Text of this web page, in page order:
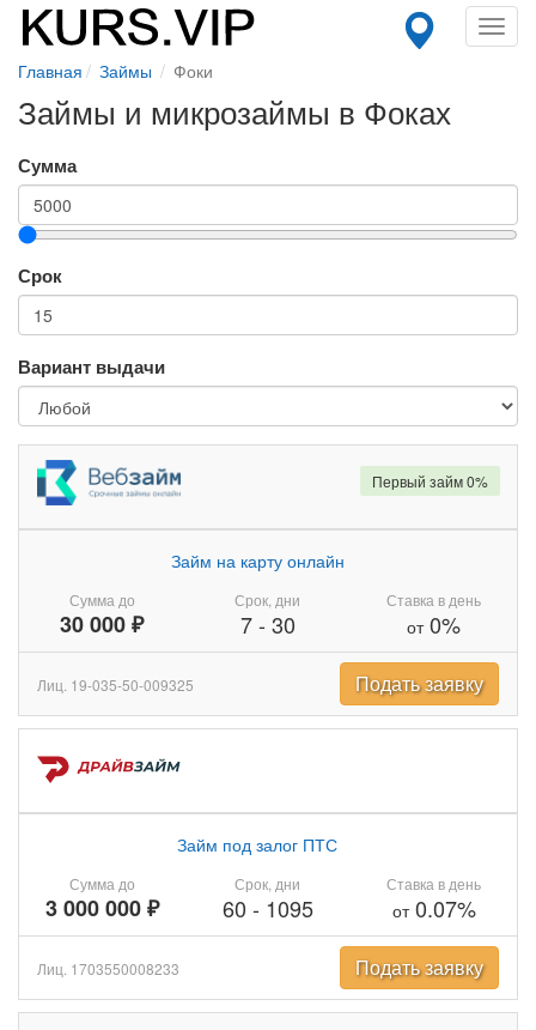
Главная Займы Фоки
Займы и микрозаймы в Фоках
Сумма
Срок
Вариант выдачи
Сумма до
30 000 ₽
Займ на карту онлайн
Срок, дни
7- 30
Ставка в день
от0%
Первый займ 0%
Лиц. 19-035-50-009325 Подать заявку
Сумма до
3 000 000 ₽
Займ под залог ПТС
Срок, дни
60 - 1095
Ставка в день
от0.07%
Лиц. 1703550008233 Подать заявку